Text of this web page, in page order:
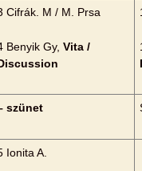
Cifrák. M / M. Prsa
Benyik Gy, Vita /
szünet
Ionita A.